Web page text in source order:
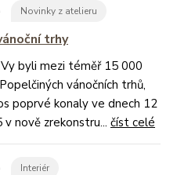
Novinky z atelieru
trhy
byli mezi téměř 15 000
vánočních trhů,
poprvé konaly ve dnech 12
nově zrekonstru... číst celé
Interiér